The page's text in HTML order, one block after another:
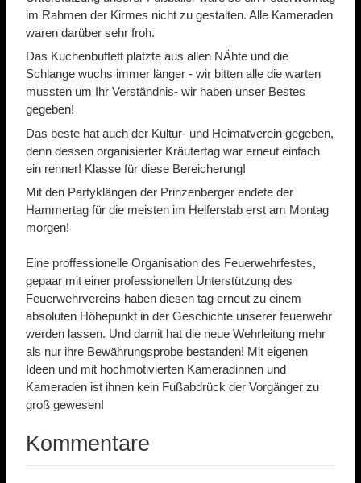
im Rahmen der Kirmes nicht zu gestalten. Alle Kameraden
waren darüber sehr froh.
Das Kuchenbuffett platzte aus allen NÄhte und die
Schlange wuchs immer länger - wir bitten alle die warten
mussten um Ihr Verständnis- wir haben unser Bestes
gegeben!
Das beste hat auch der Kultur- und Heimatverein gegeben,
denn dessen organisierter Kräutertag war erneut einfach
ein renner! Klasse für diese Bereicherung!
Mit den Partyklängen der Prinzenberger endete der
Hammertag für die meisten im Helferstab erst am Montag
morgen!
Eine proffessionelle Organisation des Feuerwehrfestes,
gepaar mit einer professionellen Unterstützung des
Feuerwehrvereins haben diesen tag erneut zu einem
absoluten Höhepunkt in der Geschichte unserer feuerwehr
werden lassen. Und damit hat die neue Wehrleitung mehr
als nur ihre Bewährungsprobe bestanden! Mit eigenen
Ideen und mit hochmotivierten Kameradinnen und
Kameraden ist ihnen kein Fußabdrück der Vorgänger zu
groß gewesen!
Kommentare